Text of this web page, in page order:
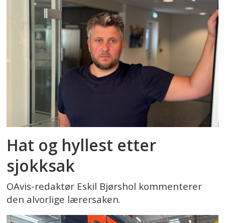
Hat og hyllest etter
sjokksak
OAvis-redaktør Eskil Bjørshol kommenterer
den alvorlige lærersaken.